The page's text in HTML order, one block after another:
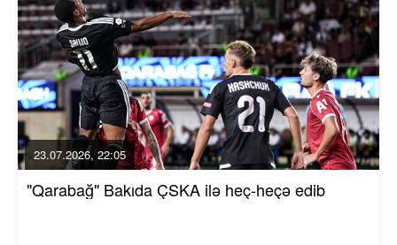
23.07.2026, 22:05
"Qarabağ" Bakıda ÇSKA ilə heç-heçə edib